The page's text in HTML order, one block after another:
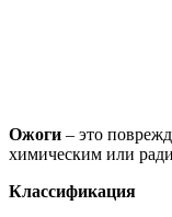
Ожоги – это
химическим или
Классификация